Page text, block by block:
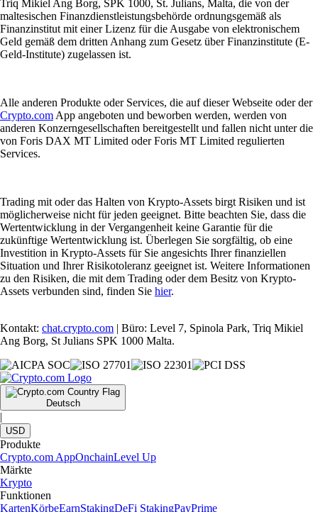
Triq Mikiel Ang Borg, SPK 1000, St. Julians, Malta, die von der
maltesischen Finanzdienstleistungsbehörde ordnungsgemäß als
Finanzinstitut mit einer Lizenz für die Ausgabe von elektronischem
Geld gemäß dem dritten Anhang zum Gesetz über Finanzinstitute (E-
Geld-Institute) zugelassen ist.
Alle anderen Produkte oder Services, die auf dieser Webseite oder der
Crypto.com App angeboten und beworben werden, werden von
anderen Konzerngesellschaften bereitgestellt und fallen nicht unter die
von Foris DAX MT Limited oder Foris MT Limited regulierten
Services.
Trading mit oder das Halten von Krypto-Assets birgt Risiken und ist
möglicherweise nicht für jeden geeignet. Bitte beachten Sie, dass die
Wertentwicklung in der Vergangenheit keine Garantie für die
zukünftige Wertentwicklung ist. Überlegen Sie sorgfältig, ob eine
Investition in Krypto-Assets für Sie angesichts Ihrer finanziellen
Situation und Ihrer Risikotoleranz geeignet ist. Weitere Informationen
zu den Risiken, die mit dem Trading oder dem Besitz von Krypto-
Assets verbunden sind, finden Sie hier.
Kontakt: chat.crypto.com | Büro: Level 7, Spinola Park, Triq Mikiel
Ang Borg, St Julians SPK 1000 Malta.
Deutsch
|
USD
Produkte
Crypto.com AppOnchainLevel Up
Märkte
Krypto
Funktionen
KartenKörbeEarnStakingDeFi StakingPayPrime